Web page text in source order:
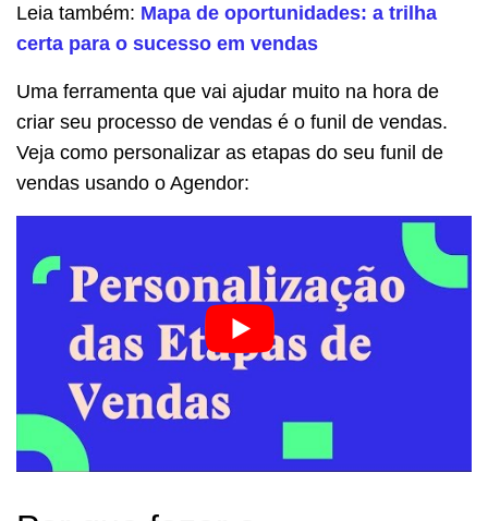
Leia também: Mapa de oportunidades: a trilha
certa para o sucesso em vendas
Uma ferramenta que vai ajudar muito na hora de
criar seu processo de vendas é o funil de vendas.
Veja como personalizar as etapas do seu funil de
vendas usando o Agendor: